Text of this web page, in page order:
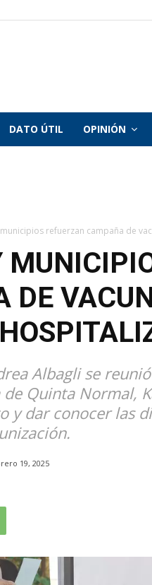
DATO ÚTIL OPINIÓN
refuerzan campaña de
DE
Albagli se
de Quinta Normal,
y dar conocer las
19, 2025